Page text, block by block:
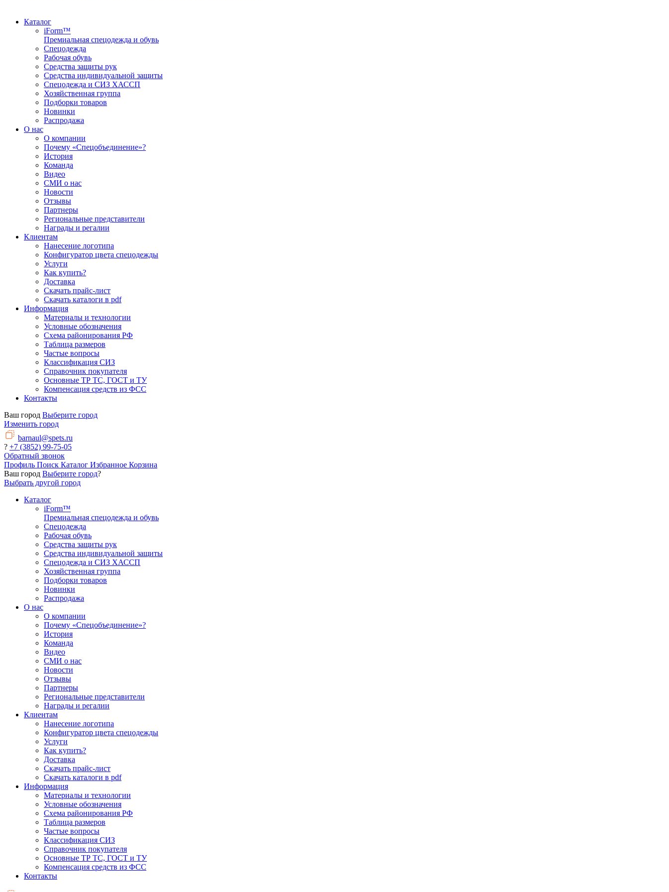
Каталог
iForm™
Премиальная спецодежда и обувь
Спецодежда
Рабочая обувь
Средства защиты рук
Средства индивидуальной защиты
Спецодежда и СИЗ ХАССП
Хозяйственная группа
Подборки товаров
Новинки
Распродажа
О нас
О компании
Почему «Спецобъединение»?
История
Команда
Видео
СМИ о нас
Новости
Отзывы
Партнеры
Региональные представители
Награды и регалии
Клиентам
Нанесение логотипа
Конфигуратор цвета спецодежды
Услуги
Как купить?
Доставка
Скачать прайс-лист
Скачать каталоги в pdf
Информация
Материалы и технологии
Условные обозначения
Схема районирования РФ
Таблица размеров
Частые вопросы
Классификация СИЗ
Справочник покупателя
Основные ТР ТС, ГОСТ и ТУ
Компенсация средств из ФСС
Контакты
Ваш город Выберите город
Изменить город
barnaul@spets.ru
? +7 (3852) 99-75-05
Обратный звонок
Профиль Поиск Каталог Избранное Корзина
Ваш город Выберите город?
Выбрать другой город
Каталог
iForm™
Премиальная спецодежда и обувь
Спецодежда
Рабочая обувь
Средства защиты рук
Средства индивидуальной защиты
Спецодежда и СИЗ ХАССП
Хозяйственная группа
Подборки товаров
Новинки
Распродажа
О нас
О компании
Почему «Спецобъединение»?
История
Команда
Видео
СМИ о нас
Новости
Отзывы
Партнеры
Региональные представители
Награды и регалии
Клиентам
Нанесение логотипа
Конфигуратор цвета спецодежды
Услуги
Как купить?
Доставка
Скачать прайс-лист
Скачать каталоги в pdf
Информация
Материалы и технологии
Условные обозначения
Схема районирования РФ
Таблица размеров
Частые вопросы
Классификация СИЗ
Справочник покупателя
Основные ТР ТС, ГОСТ и ТУ
Компенсация средств из ФСС
Контакты